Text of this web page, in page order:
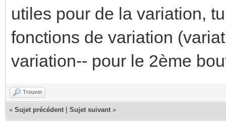
utiles pour de la variation,
fonctions de variation
variation-- pour le 2ème
Trouver
« Sujet précédent Sujet suivant »